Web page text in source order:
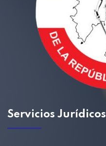
Servicios Jurídicos